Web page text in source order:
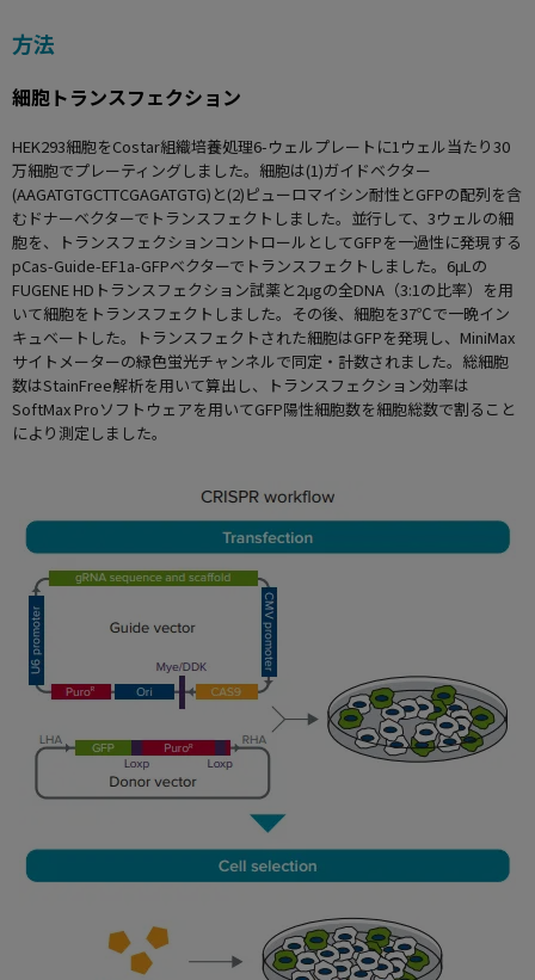
方法
細胞トランスフェクション
HEK293細胞をCostar組織培養処理6-ウェルプレートに1ウェル当たり30
万細胞でプレーティングしました。細胞は(1)ガイドベクター
(AAGATGTGCTTCGAGATGTG)と(2)ピューロマイシン耐性とGFPの配列を含
むドナーベクターでトランスフェクトしました。並行して、3ウェルの細
胞を、トランスフェクションコントロールとしてGFPを一過性に発現する
pCas-Guide-EF1a-GFPベクターでトランスフェクトしました。6μLの
FUGENE HDトランスフェクション試薬と2μgの全DNA（3:1の比率）を用
いて細胞をトランスフェクトしました。その後、細胞を37℃で一晩イン
キュベートした。トランスフェクトされた細胞はGFPを発現し、MiniMax
サイトメーターの緑色蛍光チャンネルで同定・計数されました。総細胞
数はStainFree解析を用いて算出し、トランスフェクション効率は
SoftMax Proソフトウェアを用いてGFP陽性細胞数を細胞総数で割ること
により測定しました。